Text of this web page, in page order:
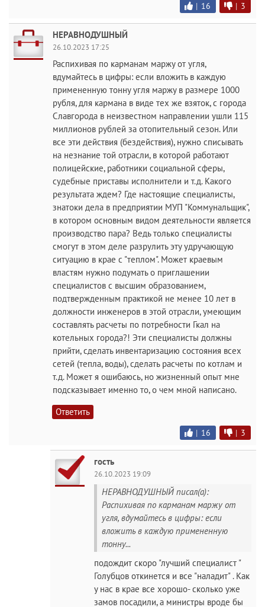
| 16 | 3
НЕРАВНОДУШНЫЙ
26.10.2023 17:25
Распихивая по карманам маржу от угля,
вдумайтесь в цифры: если вложить в каждую
примененную тонну угля маржу в размере 1000
рубля, для кармана в виде тех же взяток, с города
Славгорода в неизвестном направлении ушли 115
миллионов рублей за отопительный сезон. Или
все эти действия (бездействия), нужно списывать
на незнание той отрасли, в которой работают
полицейские, работники социальной сферы,
судебные приставы исполнители и т.д. Какого
результата ждем? Где настоящие специалисты,
знатоки дела в предприятии МУП "Коммунальщик",
в котором основным видом деятельности является
производство пара? Ведь только специалисты
смогут в этом деле разрулить эту удручающую
ситуацию в крае с "теплом". Может краевым
властям нужно подумать о приглашении
специалистов с высшим образованием,
подтвержденным практикой не менее 10 лет в
должности инженеров в этой отрасли, умеющим
составлять расчеты по потребности Гкал на
котельных города?! Эти специалисты должны
прийти, сделать инвентаризацию состояния всех
сетей (тепла, воды), сделать расчеты по котлам и
т.д. Может я ошибаюсь, но жизненный опыт мне
подсказывает именно то, о чем мной написано.
Ответить
| 16 | 3
гость
26.10.2023 19:09
НЕРАВНОДУШНЫЙ писал(а):
Распихивая по карманам маржу от
угля, вдумайтесь в цифры: если
вложить в каждую примененную
тонну...
подождит скоро "лучший специалист "
Голубцов откинется и все "наладит" . Как
у нас в крае все хорошо- сколько уже
замов посадили, а министры вроде бы